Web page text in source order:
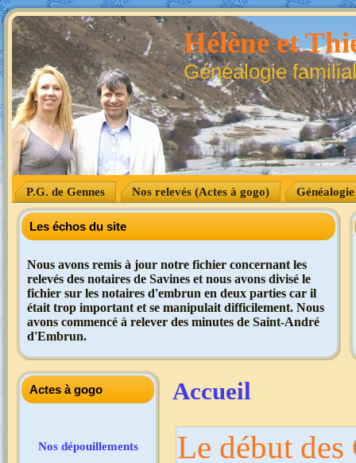
Hélène et
Généalogie
P.G. de Gennes Nos relevés (Actes à gogo) Généalogie
Les échos du site
Nous avons remis à jour notre fichier concernant les
relevés des notaires de Savines et nous avons divisé le
fichier sur les notaires d'embrun en deux parties car il
était trop important et se manipulait difficilement. Nous
avons commencé à relever des minutes de Saint-André
d'Embrun.
Actes à gogo
Nos dépouillements
Accueil
Le début